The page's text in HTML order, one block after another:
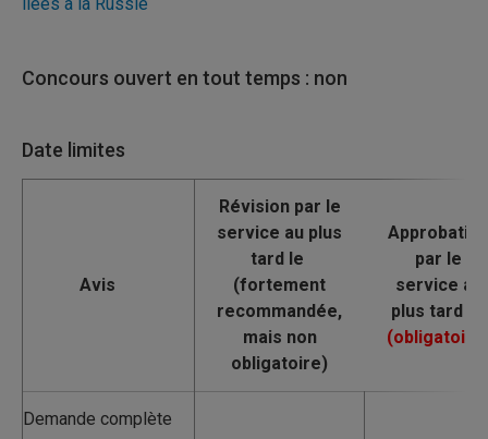
Concours ouvert en tout temps : non
Date limites
Avis
Demande complète